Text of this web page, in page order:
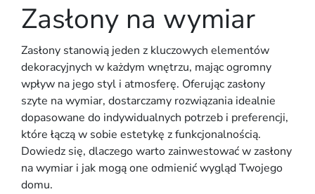
Zasłony na wymiar
Zasłony stanowią jeden z kluczowych elementów
dekoracyjnych w każdym wnętrzu, mając ogromny
wpływ na jego styl i atmosferę. Oferując zasłony
szyte na wymiar, dostarczamy rozwiązania idealnie
dopasowane do indywidualnych potrzeb i preferencji,
które łączą w sobie estetykę z funkcjonalnością.
Dowiedz się, dlaczego warto zainwestować w zasłony
na wymiar i jak mogą one odmienić wygląd Twojego
domu.